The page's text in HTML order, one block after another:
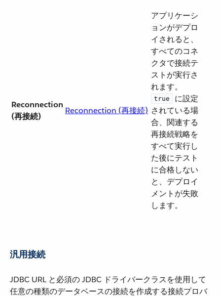
Reconnection
(再接続)
Reconnection (再接続)
アプリケーシ
ョンがデプロ
イされると、
すべてのコネ
クタで接続テ
ストが実行さ
れます。​
true
​ に設定
されている場
合、関連する
再接続戦略を
すべて実行し
た後にテスト
に合格しない
と、デプロイ
メントが失敗
します。
汎用接続
JDBC URL と必須の JDBC ドライバークラスを使用して
任意の種類のデータベースの接続を作成する接続プロバ